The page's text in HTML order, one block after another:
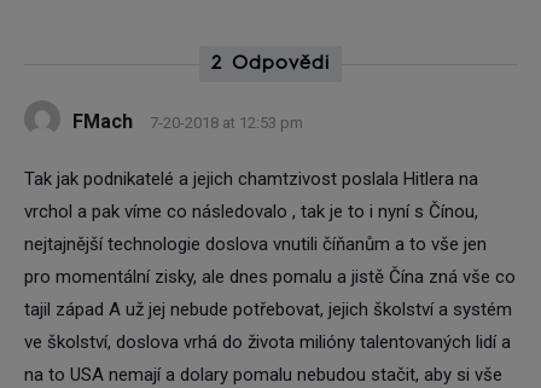
2 Odpovědi
FMach 7-20-2018 at 12:53 pm
Tak jak podnikatelé a jejich chamtzivost poslala Hitlera na
vrchol a pak víme co následovalo , tak je to i nyní s Čínou,
nejtajnější technologie doslova vnutili číňanům a to vše jen
pro momentální zisky, ale dnes pomalu a jistě Čína zná vše co
tajil západ A už jej nebude potřebovat, jejich školství a systém
ve školství, doslova vrhá do života milióny talentovaných lidí a
na to USA nemají a dolary pomalu nebudou stačit, aby si vše